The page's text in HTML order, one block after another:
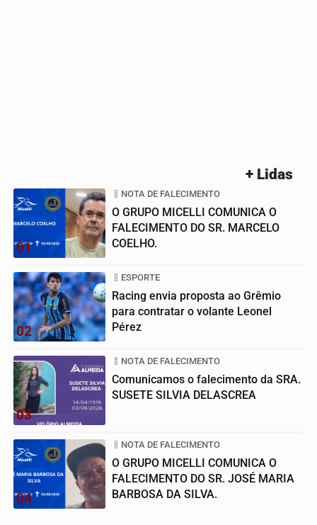
+ Lidas
01
NOTA DE FALECIMENTO
O GRUPO MICELLI COMUNICA O
FALECIMENTO DO SR. MARCELO
COELHO.
02
ESPORTE
Racing envia proposta ao Grêmio
para contratar o volante Leonel
Pérez
03
NOTA DE FALECIMENTO
Comunicamos o falecimento da SRA.
SUSETE SILVIA DELASCREA
04
NOTA DE FALECIMENTO
O GRUPO MICELLI COMUNICA O
FALECIMENTO DO SR. JOSÉ MARIA
BARBOSA DA SILVA.